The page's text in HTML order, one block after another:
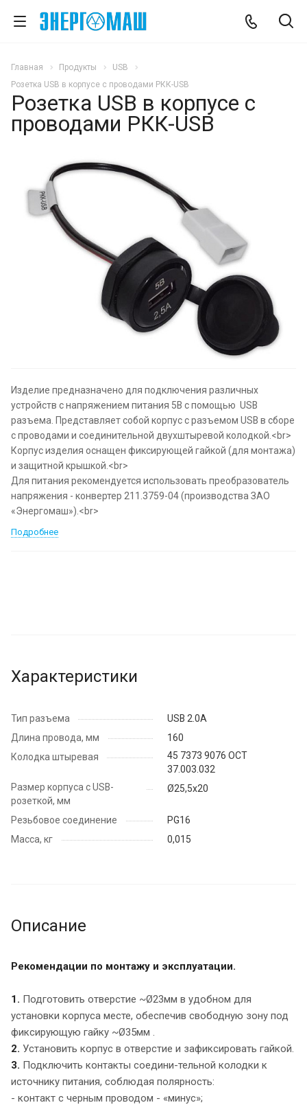
Главная Продукты
USB
Розетка USB в корпусе с проводами РКК-USB
Розетка USB в корпусе с
проводами РКК-USB
Изделие предназначено для подключения различных
устройств с напряжением питания 5В с помощью USB
разъема. Представляет собой корпус с разъемом USB в сборе
с проводами и соединительной двухштыревой колодкой.<br>
Корпус изделия оснащен фиксирующей гайкой (для монтажа)
и защитной крышкой.<br>
Для питания рекомендуется использовать преобразователь
напряжения - конвертер 211.3759-04 (производства ЗАО
«Энергомаш»).<br>
Подробнее
Характеристики
Тип разъема
USB 2.0A
Длина провода, мм
160
Колодка штыревая
45 7373 9076 ОСТ
37.003.032
Размер корпуса с USB-
розеткой, мм
Ø25,5х20
Резьбовое соединение
PG16
Масса, кг
0,015
Описание
Рекомендации по монтажу и эксплуатации.
1. Подготовить отверстие ~Ø23мм в удобном для
установки корпуса месте, обеспечив свободную зону под
фиксирующую гайку ~Ø35мм .
2. Установить корпус в отверстие и зафиксировать гайкой.
3. Подключить контакты соедини-тельной колодки к
источнику питания, соблюдая полярность:
- контакт с черным проводом - «минус»;